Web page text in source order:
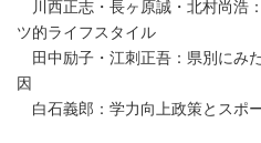
川西正志・長ヶ原誠・北村尚浩
ツ的ライフスタイル
田中励子・江刺正吾：県別にみ
因
白石義郎：学力向上政策とスポ